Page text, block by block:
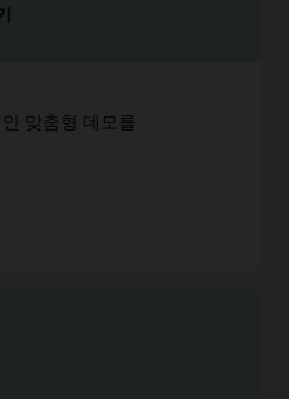
맞춤형 데모를